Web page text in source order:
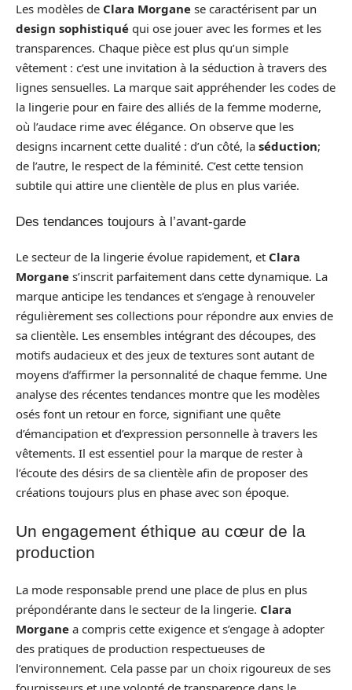
Les modèles de Clara Morgane se caractérisent par un
design sophistiqué qui ose jouer avec les formes et les
transparences. Chaque pièce est plus qu’un simple
vêtement : c’est une invitation à la séduction à travers des
lignes sensuelles. La marque sait appréhender les codes de
la lingerie pour en faire des alliés de la femme moderne,
où l’audace rime avec élégance. On observe que les
designs incarnent cette dualité : d’un côté, la séduction;
de l’autre, le respect de la féminité. C’est cette tension
subtile qui attire une clientèle de plus en plus variée.
Des tendances toujours à l’avant-garde
Le secteur de la lingerie évolue rapidement, et Clara
Morgane s’inscrit parfaitement dans cette dynamique. La
marque anticipe les tendances et s’engage à renouveler
régulièrement ses collections pour répondre aux envies de
sa clientèle. Les ensembles intégrant des découpes, des
motifs audacieux et des jeux de textures sont autant de
moyens d’affirmer la personnalité de chaque femme. Une
analyse des récentes tendances montre que les modèles
osés font un retour en force, signifiant une quête
d’émancipation et d’expression personnelle à travers les
vêtements. Il est essentiel pour la marque de rester à
l’écoute des désirs de sa clientèle afin de proposer des
créations toujours plus en phase avec son époque.
Un engagement éthique au cœur de la
production
La mode responsable prend une place de plus en plus
prépondérante dans le secteur de la lingerie. Clara
Morgane a compris cette exigence et s’engage à adopter
des pratiques de production respectueuses de
l’environnement. Cela passe par un choix rigoureux de ses